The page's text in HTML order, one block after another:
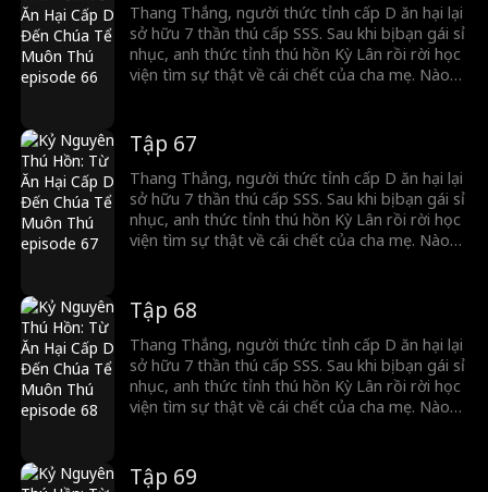
Thang Thắng, người thức tỉnh cấp D ăn hại lại
sở hữu 7 thần thú cấp SSS. Sau khi bị bạn gái sỉ
nhục, anh thức tỉnh thú hồn Kỳ Lân rồi rời học
viện tìm sự thật về cái chết của cha mẹ. Nào
đầu!
Tập 67
Thang Thắng, người thức tỉnh cấp D ăn hại lại
sở hữu 7 thần thú cấp SSS. Sau khi bị bạn gái sỉ
nhục, anh thức tỉnh thú hồn Kỳ Lân rồi rời học
viện tìm sự thật về cái chết của cha mẹ. Nào
đầu!
Tập 68
Thang Thắng, người thức tỉnh cấp D ăn hại lại
sở hữu 7 thần thú cấp SSS. Sau khi bị bạn gái sỉ
nhục, anh thức tỉnh thú hồn Kỳ Lân rồi rời học
viện tìm sự thật về cái chết của cha mẹ. Nào
đầu!
Tập 69